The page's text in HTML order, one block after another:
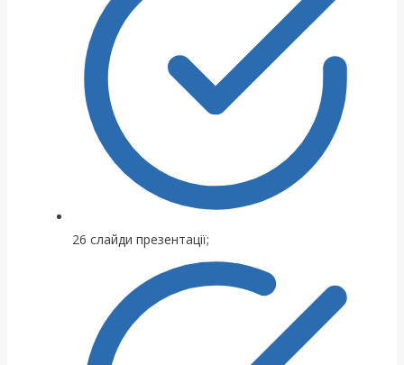
26 слайди презентації;